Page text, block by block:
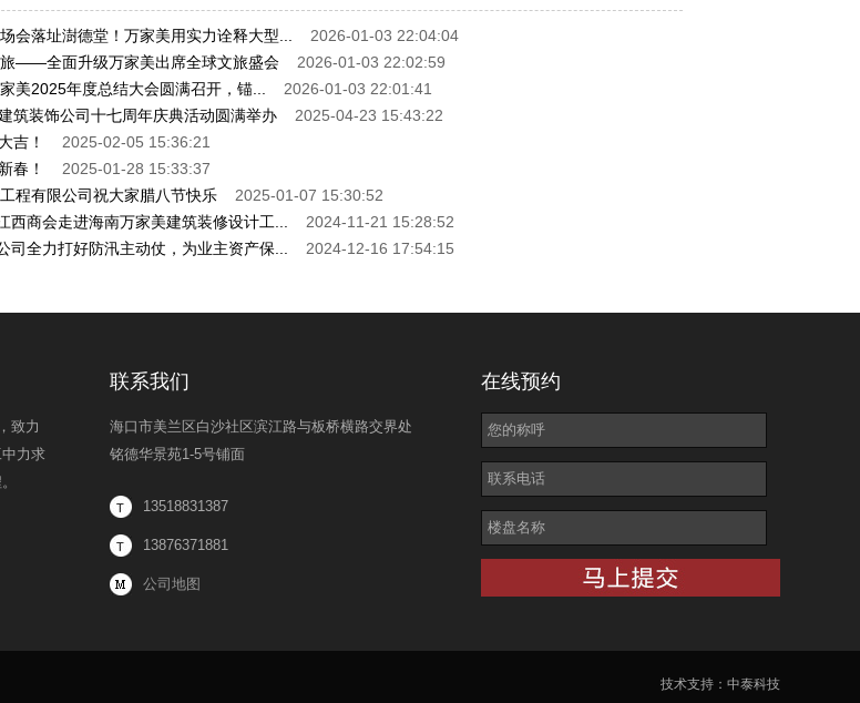
会落址澍德堂！万家美用实力诠释大型...
2026-01-03 22:04:04
——全面升级万家美出席全球文旅盛会
2026-01-03 22:02:59
美2025年度总结大会圆满召开，锚...
2026-01-03 22:01:41
筑装饰公司十七周年庆典活动圆满举办
2025-04-23 15:43:22
吉！
2025-02-05 15:36:21
春！
2025-01-28 15:33:37
程有限公司祝大家腊八节快乐
2025-01-07 15:30:52
西商会走进海南万家美建筑装修设计工...
2024-11-21 15:28:52
司全力打好防汛主动仗，为业主资产保...
2024-12-16 17:54:15
致力
力求
联系我们
海口市美兰区白沙社区滨江路与板桥横路交界处
铭德华景苑1-5号铺面
13518831387
13876371881
公司地图
在线预约
技术支持： 中泰科技